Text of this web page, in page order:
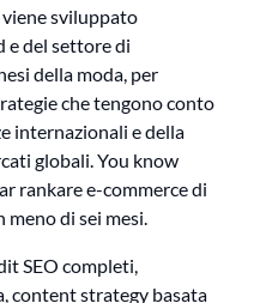
sviluppato
e del settore di
della moda, per
che tengono conto
internazionali e della
globali. You know
rankare e-commerce di
di sei mesi.
SEO completi,
content strategy basata